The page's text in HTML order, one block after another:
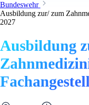
Bundeswehr
Ausbildung zur/ zum
2027
Ausbildung